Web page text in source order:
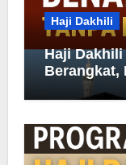
Haji Dakhili
Haji
Berangkat,